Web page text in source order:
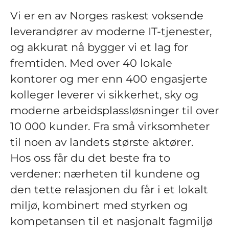
Vi er en av Norges raskest voksende
leverandører av moderne IT-tjenester,
og akkurat nå bygger vi et lag for
fremtiden. Med over 40 lokale
kontorer og mer enn 400 engasjerte
kolleger leverer vi sikkerhet, sky og
moderne arbeidsplassløsninger til over
10 000 kunder. Fra små virksomheter
til noen av landets største aktører.
Hos oss får du det beste fra to
verdener: nærheten til kundene og
den tette relasjonen du får i et lokalt
miljø, kombinert med styrken og
kompetansen til et nasjonalt fagmiljø